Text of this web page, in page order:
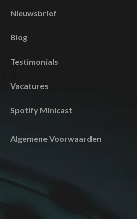
Nieuwsbrief
Blog
Testimonials
Vacatures
Spotify Minicast
Algemene Voorwaarden